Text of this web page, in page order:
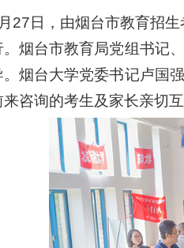
27日，由烟台市教育招
烟台市教育局党组书记
烟台大学党委书记卢国
咨询的考生及家长亲切